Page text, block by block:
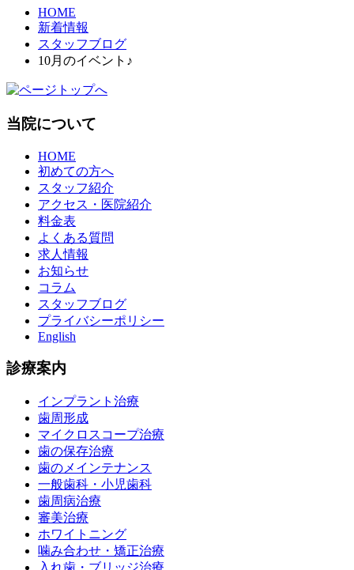
HOME
新着情報
スタッフブログ
10月のイベント♪
当院について
HOME
初めての方へ
スタッフ紹介
アクセス・医院紹介
料金表
よくある質問
求人情報
お知らせ
コラム
スタッフブログ
プライバシーポリシー
English
診療案内
インプラント治療
歯周形成
マイクロスコープ治療
歯の保存治療
歯のメインテナンス
一般歯科・小児歯科
歯周病治療
審美治療
ホワイトニング
噛み合わせ・矯正治療
入れ歯・ブリッジ治療